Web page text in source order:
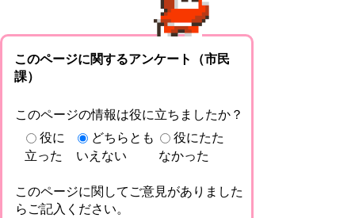
このページに関するアンケート（市民
課）
このページの情報は役に立ちましたか？
役に
立った
どちらとも
いえない
役にたた
なかった
このページに関してご意見がありました
らご記入ください。